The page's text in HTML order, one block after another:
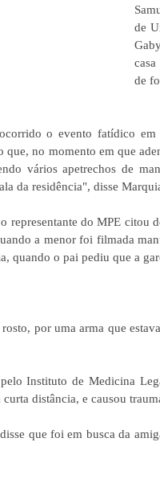
de
de
o evento fatídico
que, no momento em que
vários apetrechos de
da residência", disse
representante do MPE citou
a menor foi filmada
quando o pai pediu que a
por uma arma que
Instituto de Medicina
curta distância, e causou
que foi em busca da